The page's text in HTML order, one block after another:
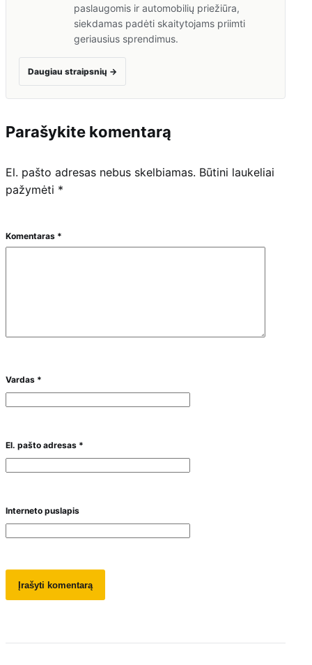
paslaugomis ir automobilių priežiūra,
siekdamas padėti skaitytojams priimti
geriausius sprendimus.
Daugiau straipsnių →
Parašykite komentarą
El. pašto adresas nebus skelbiamas. Būtini laukeliai
pažymėti *
Komentaras *
Vardas *
El. pašto adresas *
Interneto puslapis